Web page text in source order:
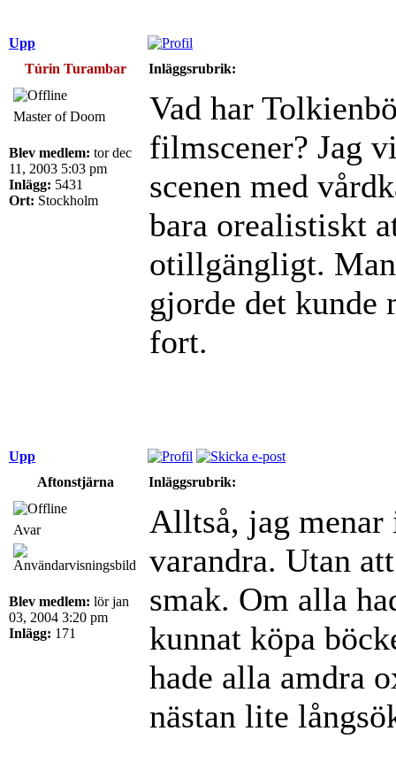
Upp
Túrin Turambar
Inläggsrubrik:
Master of Doom
Blev medlem: tor dec
11, 2003 5:03 pm
Inlägg: 5431
Ort: Stockholm
Vad har
filmscener? Jag
scenen med
bara orealistiskt
otillgängligt.
gjorde det kunde
fort.
Upp
Aftonstjärna
Inläggsrubrik:
Avar
Blev medlem: lör jan
03, 2004 3:20 pm
Inlägg: 171
Alltså, jag
varandra. Utan
smak. Om alla
kunnat köpa
hade alla amdra
nästan lite